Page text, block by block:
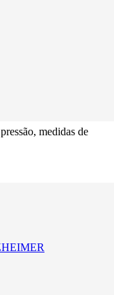
medidas de